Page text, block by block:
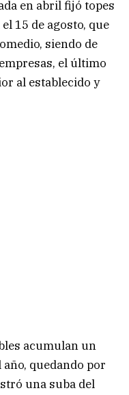
en abril fijó topes
15 de agosto, que
siendo de
el último
al establecido y
acumulan un
año, quedando por
una suba del